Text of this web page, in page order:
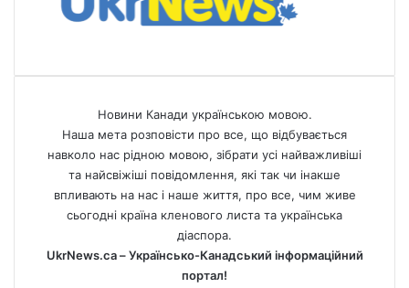
Новини Канади українською мовою.
Наша мета розповісти про все, що відбувається
навколо нас рідною мовою, зібрати усі найважливіші
та найсвіжіші повідомлення, які так чи інакше
впливають на нас і наше життя, про все, чим живе
сьогодні країна кленового листа та українська
діаспора.
UkrNews.ca – Українсько-Канадський інформаційний
портал!